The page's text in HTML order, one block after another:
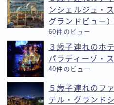
ンシェルジュ・
グランドビュー
60件のビュー
３歳子連れのホ
パラディーゾ・
40件のビュー
５歳子連れのフ
テル・グランド